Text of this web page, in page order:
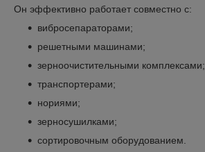
Он эффективно работает совместно с:
вибросепараторами;
решетными машинами;
зерноочистительными комплексами;
транспортерами;
нориями;
зерносушилками;
сортировочным оборудованием.